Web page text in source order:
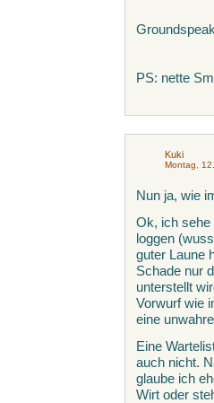
PS: nette
Kuki
Montag,
Nun ja, wie
Ok, ich sehe
loggen
guter Laune
Schade nur
unterstellt
Vorwurf wie
eine
Eine
auch nicht.
glaube ich
Wirt oder